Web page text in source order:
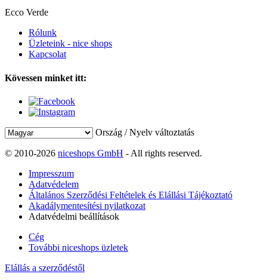
Ecco Verde
Rólunk
Üzleteink - nice shops
Kapcsolat
Kövessen minket itt:
Ország / Nyelv változtatás
© 2010-2026 niceshops GmbH - All rights reserved.
Impresszum
Adatvédelem
Általános Szerződési Feltételek és Elállási Tájékoztató
Akadálymentesítési nyilatkozat
Adatvédelmi beállítások
Cég
További niceshops üzletek
Elállás a szerződéstől